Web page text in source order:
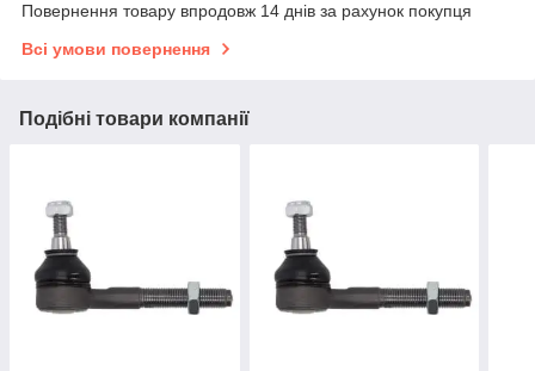
Повернення товару впродовж 14 днів за рахунок покупця
Всі умови повернення
Подібні товари компанії